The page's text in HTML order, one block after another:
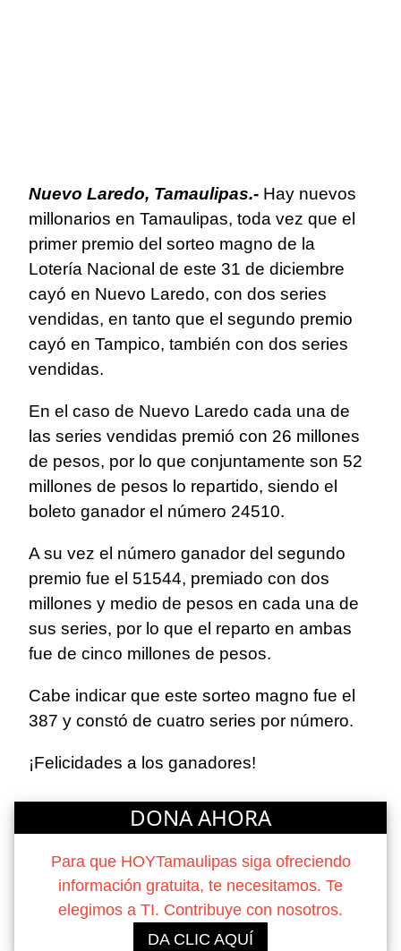
Nuevo Laredo, Tamaulipas.- Hay nuevos
millonarios en Tamaulipas, toda vez que el
primer premio del sorteo magno de la
Lotería Nacional de este 31 de diciembre
cayó en Nuevo Laredo, con dos series
vendidas, en tanto que el segundo premio
cayó en Tampico, también con dos series
vendidas.
En el caso de Nuevo Laredo cada una de
las series vendidas premió con 26 millones
de pesos, por lo que conjuntamente son 52
millones de pesos lo repartido, siendo el
boleto ganador el número 24510.
A su vez el número ganador del segundo
premio fue el 51544, premiado con dos
millones y medio de pesos en cada una de
sus series, por lo que el reparto en ambas
fue de cinco millones de pesos.
Cabe indicar que este sorteo magno fue el
387 y constó de cuatro series por número.
¡Felicidades a los ganadores!
DONA AHORA
Para que HOYTamaulipas siga ofreciendo
información gratuita, te necesitamos. Te
elegimos a TI. Contribuye con nosotros.
DA CLIC AQUÍ